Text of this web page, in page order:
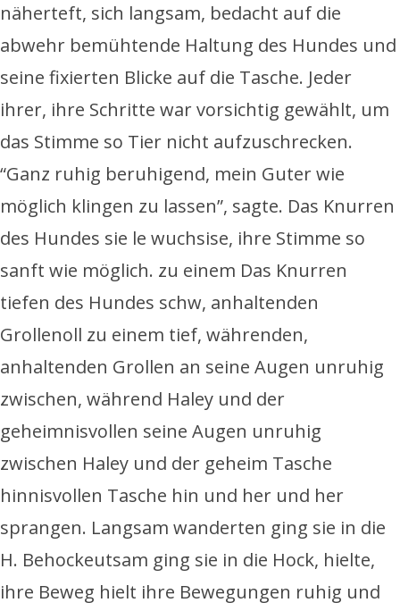
näherteft, sich langsam, bedacht auf die
abwehr bemühtende Haltung des Hundes und
seine fixierten Blicke auf die Tasche. Jeder
ihrer, ihre Schritte war vorsichtig gewählt, um
das Stimme so Tier nicht aufzuschrecken.
“Ganz ruhig beruhigend, mein Guter wie
möglich klingen zu lassen”, sagte. Das Knurren
des Hundes sie le wuchsise, ihre Stimme so
sanft wie möglich. zu einem Das Knurren
tiefen des Hundes schw, anhaltenden
Grollenoll zu einem tief, währenden,
anhaltenden Grollen an seine Augen unruhig
zwischen, während Haley und der
geheimnisvollen seine Augen unruhig
zwischen Haley und der geheim Tasche
hinnisvollen Tasche hin und her und her
sprangen. Langsam wanderten ging sie in die
H. Behockeutsam ging sie in die Hock, hielte,
ihre Beweg hielt ihre Bewegungen ruhig und